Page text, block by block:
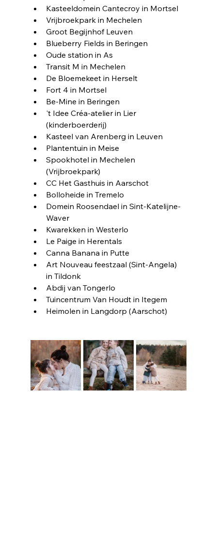
Kasteeldomein Cantecroy in Mortsel
Vrijbroekpark in Mechelen
Groot Begijnhof Leuven
Blueberry Fields in Beringen
Oude station in As
Transit M in Mechelen
De Bloemekeet in Herselt
Fort 4 in Mortsel
Be-Mine in Beringen
't Idee Créa-atelier in Lier
(kinderboerderij)
Kasteel van Arenberg in Leuven
Plantentuin in Meise
Spookhotel in Mechelen
(Vrijbroekpark)
CC Het Gasthuis in Aarschot
Bolloheide in Tremelo
Domein Roosendael in Sint-Katelijne-
Waver
Kwarekken in Westerlo
Le Paige in Herentals
Canna Banana in Putte
Art Nouveau feestzaal (Sint-Angela)
in Tildonk
Abdij van Tongerlo
Tuincentrum Van Houdt in Itegem
Heimolen in Langdorp (Aarschot)